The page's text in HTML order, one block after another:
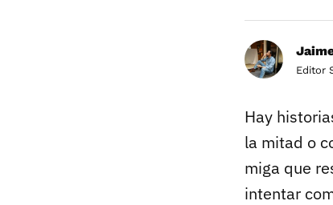
Editor
Hay
la mitad o
miga que
intentar